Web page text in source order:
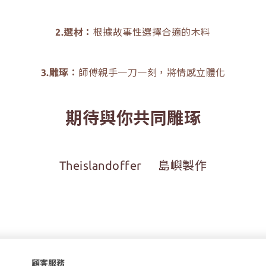
2.選材： 根據故事性選擇合適的木料
3.雕琢： 師傅親手一刀一刻，將情感立體化
期待與你共同雕琢
Theislandoffer 島嶼製作
顧客服務